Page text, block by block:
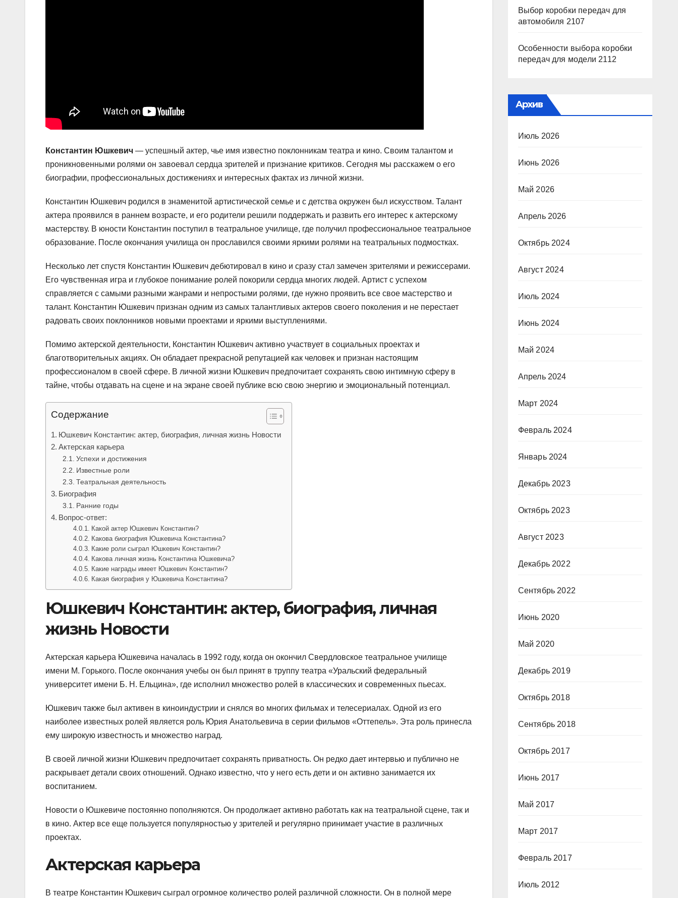
Константин Юшкевич — успешный актер, чье имя известно поклонникам театра и кино. Своим талантом и
проникновенными ролями он завоевал сердца зрителей и признание критиков. Сегодня мы расскажем о его
биографии, профессиональных достижениях и интересных фактах из личной жизни.
Константин Юшкевич родился в знаменитой артистической семье и с детства окружен был искусством. Талант
актера проявился в раннем возрасте, и его родители решили поддержать и развить его интерес к актерскому
мастерству. В юности Константин поступил в театральное училище, где получил профессиональное театральное
образование. После окончания училища он прославился своими яркими ролями на театральных подмостках.
Несколько лет спустя Константин Юшкевич дебютировал в кино и сразу стал замечен зрителями и режиссерами.
Его чувственная игра и глубокое понимание ролей покорили сердца многих людей. Артист с успехом
справляется с самыми разными жанрами и непростыми ролями, где нужно проявить все свое мастерство и
талант. Константин Юшкевич признан одним из самых талантливых актеров своего поколения и не перестает
радовать своих поклонников новыми проектами и яркими выступлениями.
Помимо актерской деятельности, Константин Юшкевич активно участвует в социальных проектах и
благотворительных акциях. Он обладает прекрасной репутацией как человек и признан настоящим
профессионалом в своей сфере. В личной жизни Юшкевич предпочитает сохранять свою интимную сферу в
тайне, чтобы отдавать на сцене и на экране своей публике всю свою энергию и эмоциональный потенциал.
Содержание
Юшкевич Константин: актер, биография, личная жизнь Новости
Актерская карьера
Успехи и достижения
Известные роли
Театральная деятельность
Биография
Ранние годы
Вопрос-ответ:
Какой актер Юшкевич Константин?
Какова биография Юшкевича Константина?
Какие роли сыграл Юшкевич Константин?
Какова личная жизнь Константина Юшкевича?
Какие награды имеет Юшкевич Константин?
Какая биография у Юшкевича Константина?
Юшкевич Константин: актер, биография, личная
жизнь Новости
Актерская карьера Юшкевича началась в 1992 году, когда он окончил Свердловское театральное училище
имени М. Горького. После окончания учебы он был принят в труппу театра «Уральский федеральный
университет имени Б. Н. Ельцина», где исполнил множество ролей в классических и современных пьесах.
Юшкевич также был активен в киноиндустрии и снялся во многих фильмах и телесериалах. Одной из его
наиболее известных ролей является роль Юрия Анатольевича в серии фильмов «Оттепель». Эта роль принесла
ему широкую известность и множество наград.
В своей личной жизни Юшкевич предпочитает сохранять приватность. Он редко дает интервью и публично не
раскрывает детали своих отношений. Однако известно, что у него есть дети и он активно занимается их
воспитанием.
Новости о Юшкевиче постоянно пополняются. Он продолжает активно работать как на театральной сцене, так и
в кино. Актер все еще пользуется популярностью у зрителей и регулярно принимает участие в различных
проектах.
Актерская карьера
В театре Константин Юшкевич сыграл огромное количество ролей различной сложности. Он в полной мере
Выбор коробки передач для
автомобиля 2107
Особенности выбора коробки
передач для модели 2112
Архив
Июль 2026
Июнь 2026
Май 2026
Апрель 2026
Октябрь 2024
Август 2024
Июль 2024
Июнь 2024
Май 2024
Апрель 2024
Март 2024
Февраль 2024
Январь 2024
Декабрь 2023
Октябрь 2023
Август 2023
Декабрь 2022
Сентябрь 2022
Июнь 2020
Май 2020
Декабрь 2019
Октябрь 2018
Сентябрь 2018
Октябрь 2017
Июнь 2017
Май 2017
Март 2017
Февраль 2017
Июль 2012